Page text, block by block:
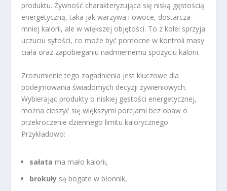
produktu. Żywność charakteryzująca się niską gęstością
energetyczną, taka jak warzywa i owoce, dostarcza
mniej kalorii, ale w większej objętości. To z kolei sprzyja
uczuciu sytości, co może być pomocne w kontroli masy
ciała oraz zapobieganiu nadmiernemu spożyciu kalorii.
Zrozumienie tego zagadnienia jest kluczowe dla
podejmowania świadomych decyzji żywieniowych.
Wybierając produkty o niskiej gęstości energetycznej,
można cieszyć się większymi porcjami bez obaw o
przekroczenie dziennego limitu kalorycznego.
Przykładowo:
sałata ma mało kalorii,
brokuły są bogate w błonnik,